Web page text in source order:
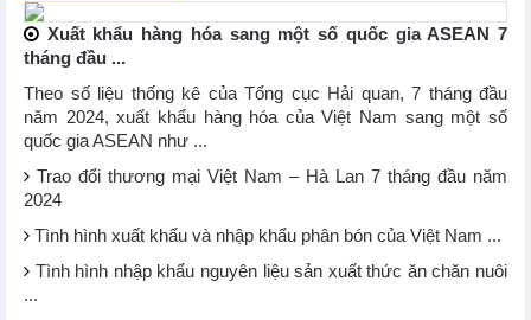
Xuất khẩu hàng hóa sang một số quốc gia ASEAN 7
tháng đầu ...
Theo số liệu thống kê của Tổng cục Hải quan, 7 tháng đầu
năm 2024, xuất khẩu hàng hóa của Việt Nam sang một số
quốc gia ASEAN như ...
Trao đổi thương mại Việt Nam – Hà Lan 7 tháng đầu năm
2024
Tình hình xuất khẩu và nhập khẩu phân bón của Việt Nam ...
Tình hình nhập khẩu nguyên liệu sản xuất thức ăn chăn nuôi
...